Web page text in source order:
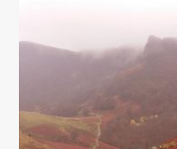
LIBRE:
PROPIAS
DEL
MEJOR